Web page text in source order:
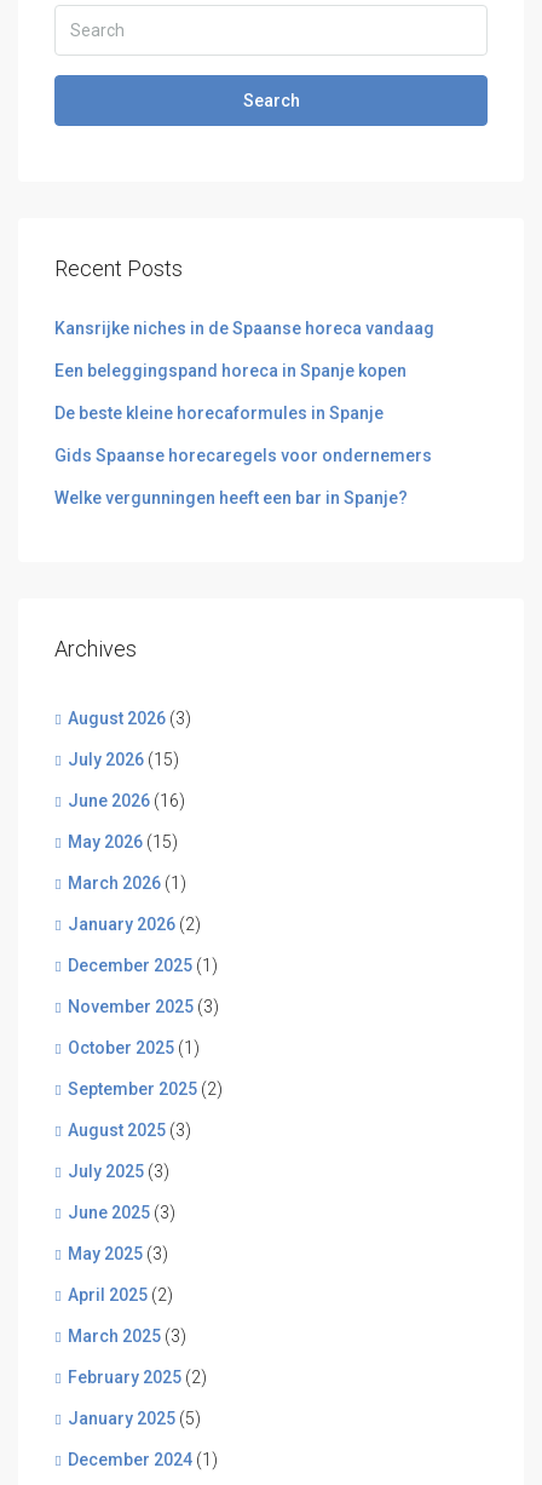
Search
Recent Posts
Kansrijke niches in de Spaanse horeca vandaag
Een beleggingspand horeca in Spanje kopen
De beste kleine horecaformules in Spanje
Gids Spaanse horecaregels voor ondernemers
Welke vergunningen heeft een bar in Spanje?
Archives
August 2026 (3)
July 2026 (15)
June 2026 (16)
May 2026 (15)
March 2026 (1)
January 2026 (2)
December 2025 (1)
November 2025 (3)
October 2025 (1)
September 2025 (2)
August 2025 (3)
July 2025 (3)
June 2025 (3)
May 2025 (3)
April 2025 (2)
March 2025 (3)
February 2025 (2)
January 2025 (5)
December 2024 (1)